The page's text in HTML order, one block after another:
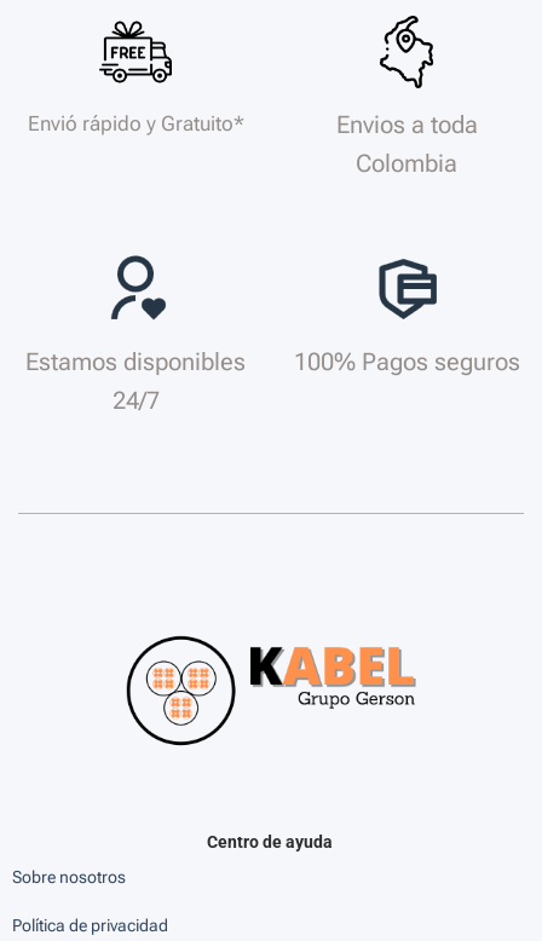
Envió rápido y Gratuito*
Envios a toda
Colombia
Estamos disponibles
24/7
100% Pagos seguros
Centro de ayuda
Sobre nosotros
Política de privacidad